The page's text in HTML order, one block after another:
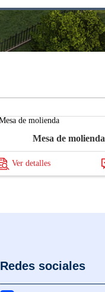
Mesa de molienda
Ver detalles
Redes sociales